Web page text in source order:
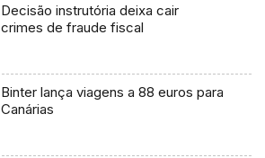
Decisão instrutória deixa cair
crimes de fraude fiscal
Binter lança viagens a 88 euros para
Canárias